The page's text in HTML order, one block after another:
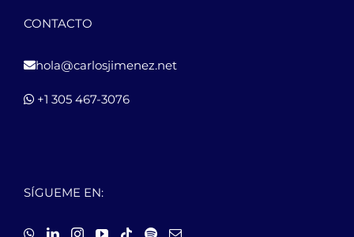
CONTACTO
hola@carlosjimenez.net
+1 305 467-3076
SÍGUEME EN: